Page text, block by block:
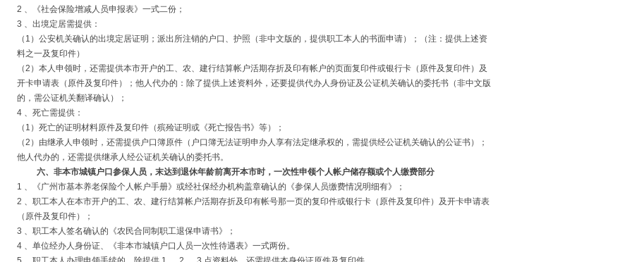
2 、《社会保险增减人员申报表》一式二份；
3 、出境定居需提供：
（1）公安机关确认的出境定居证明；派出所注销的户口、护照（非中文版的，提供职工本人的书面申请）；（注：提供上述资
料之一及复印件）
（2）本人申领时，还需提供本市开户的工、农、建行结算帐户活期存折及印有帐户的页面复印件或银行卡（原件及复印件）及
开卡申请表（原件及复印件）；他人代办的：除了提供上述资料外，还要提供代办人身份证及公证机关确认的委托书（非中文版
的，需公证机关翻译确认）；
4 、死亡需提供：
（1）死亡的证明材料原件及复印件（殡殓证明或《死亡报告书》等）；
（2）由继承人申领时，还需提供户口簿原件（户口簿无法证明申办人享有法定继承权的，需提供经公证机关确认的公证书）；
他人代办的，还需提供继承人经公证机关确认的委托书。
六、非本市城镇户口参保人员，末达到退休年龄前离开本市时，一次性申领个人帐户储存额或个人缴费部分
1 、《广州市基本养老保险个人帐户手册》或经社保经办机构盖章确认的《参保人员缴费情况明细有》；
2 、职工本人在本市开户的工、农、建行结算帐户活期存折及印有帐号那一页的复印件或银行卡（原件及复印件）及开卡申请表
（原件及复印件）；
3 、职工本人签名确认的《农民合同制职工退保申请书》；
4 、单位经办人身份证、《非本市城镇户口人员一次性待遇表》一式两份。